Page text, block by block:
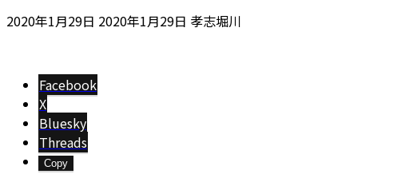
2020年1月29日 最
2020年1月29日 孝志堀川
Facebook
X
Bluesky
Threads
Copy